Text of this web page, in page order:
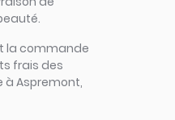
la commande
frais des
à Aspremont,